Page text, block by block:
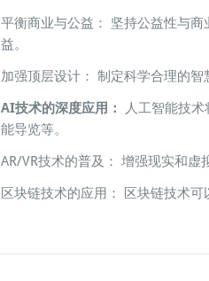
平衡商业与公益： 坚持公益性与
益。
加强顶层设计： 制定科学合理的
AI技术的深度应用：
人工智能技
能导览等。
AR/VR技术的普及： 增强现实和虚
区块链技术的应用： 区块链技术可